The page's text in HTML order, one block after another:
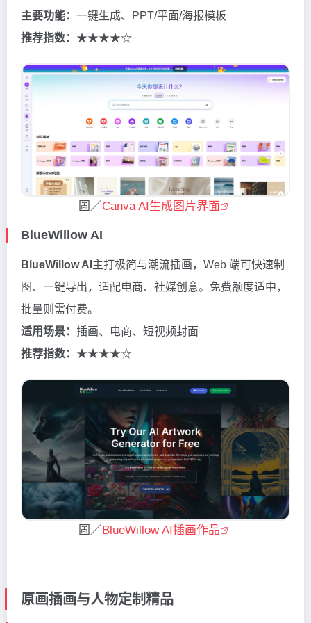
主要功能： 一键生成、PPT/平面/海报模板
推荐指数： ★★★★☆
圖／ Canva AI生成图片界面
BlueWillow AI
BlueWillow AI 主打极简与潮流插画，Web 端可快速制
图、一键导出，适配电商、社媒创意。免费额度适中，
批量则需付费。
适用场景： 插画、电商、短视频封面
推荐指数： ★★★★☆
圖／ BlueWillow AI插画作品
原画插画与人物定制精品